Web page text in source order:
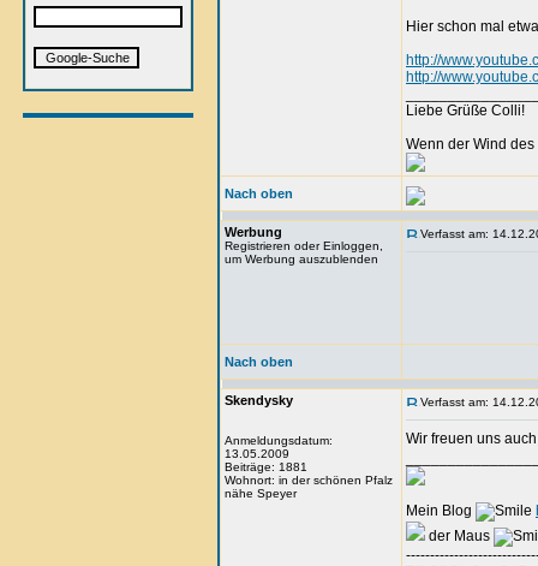
Hier schon mal
http://
http://
Liebe Grüße Colli!
Wenn der Wind
Nach oben
Werbung
Registrieren oder Einloggen,
um Werbung auszublenden
Verfasst am:
Nach oben
Skendysky
Anmeldungsdatum:
13.05.2009
Beiträge: 1881
Wohnort: in der schönen Pfalz
nähe Speyer
Verfasst am:
Wir freuen uns
Mein Blog
der Maus